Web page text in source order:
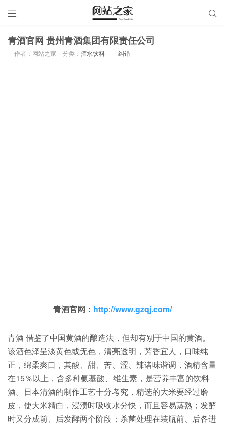
 
青酒官网 贵州青酒集团有限责任公司
作者：网站之家 分类： 酒水饮料 纠错
青酒官网： http://www.gzqj.com/
青酒 借鉴了中国黄酒的酿造法，但却有别于中国的黄酒。
该酒色泽呈淡黄色或无色，清亮透明，芳香宜人，口味纯
正，绵柔爽口，其酸、甜、苦、涩、辣诸味谐调，酒精含量
在15％以上，含多种氨基酸、维生素，是营养丰富的饮料
酒。日本清酒的制作工艺十分考究，精选的大米要经过磨
皮，使大米精白，浸渍时吸收水分快，而且容易蒸熟；发酵
时又分成前、后发酵两个阶段；杀菌处理在装瓶前、后各进